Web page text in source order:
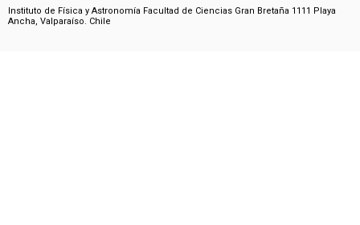
Instituto de Física y Astronomía Facultad de Ciencias Gran Bretaña 1111 Playa
Ancha, Valparaíso. Chile